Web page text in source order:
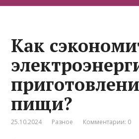
Как
пищи?
25.10.2024 Разное Комментарии: 0